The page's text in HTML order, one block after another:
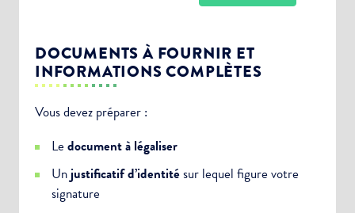
DOCUMENTS À FOURNIR ET
INFORMATIONS COMPLÈTES
Vous devez préparer :
Le document à légaliser
Un justificatif d’identitésur lequel figure votre
signature
Newsletter Culture